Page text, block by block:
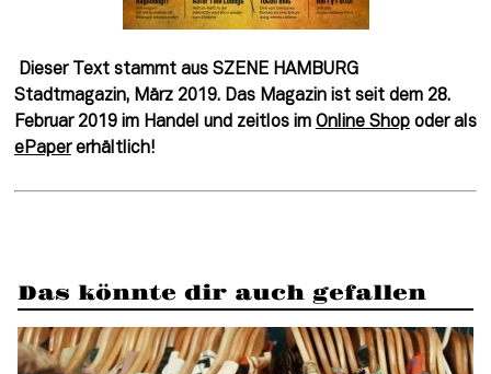
Dieser Text stammt aus SZENE HAMBURG
Stadtmagazin, März 2019. Das Magazin ist seit dem 28.
Februar 2019 im Handel und zeitlos im Online Shop
oder als
ePaper erhältlich!
Das könnte dir auch gefallen